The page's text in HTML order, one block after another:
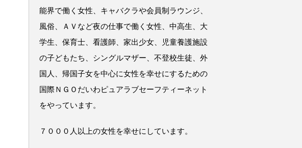
能界で働く女性、キャバクラや会員制ラウンジ、
風俗、ＡＶなど夜の仕事で働く女性、中高生、大
学生、保育士、看護師、家出少女、児童養護施設
の子どもたち、シングルマザー、不登校生徒、外
国人、帰国子女を中心に女性を幸せにするための
国際ＮＧＯだいわピュアラブセーフティーネット
をやっています。
７０００人以上の女性を幸せにしています。